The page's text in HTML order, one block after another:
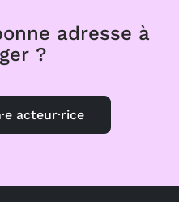
adresse à
?
acteur·rice